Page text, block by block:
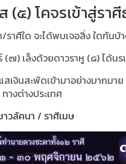
๕) โคจรเข้าสู่รา
ราศีใด จะได้พบเจอสิ่ง ใดกันบ้
(๗) เล็งด้วยดาวราหู (๘) ได้น
เงินสะพัดเข้ามาอย่างมากมา
ทางต่างประเทศ
วลัคนา / ราศีเมษ